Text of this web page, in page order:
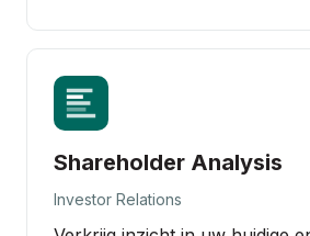
Shareholder Analysis
Investor Relations